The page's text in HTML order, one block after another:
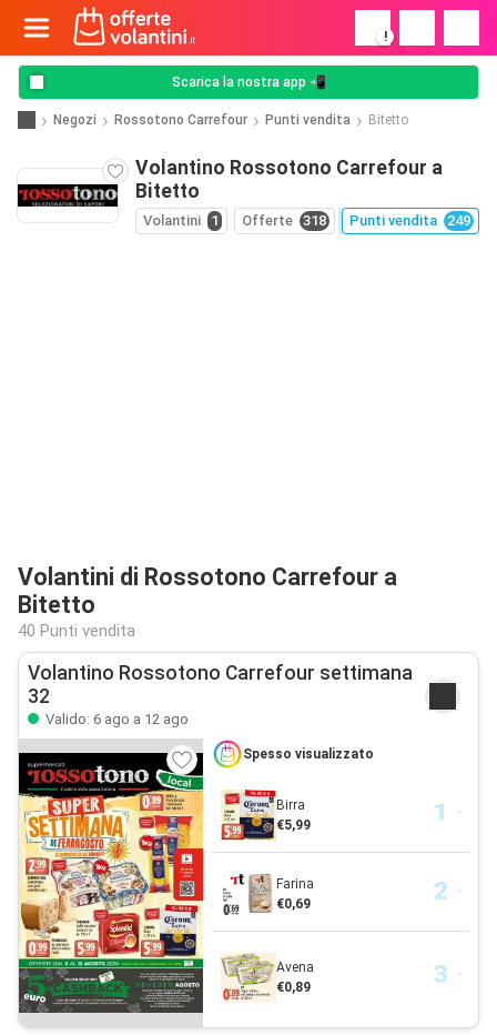
!
Scarica la nostra app 📲
Negozi Rossotono Carrefour Punti vendita Bitetto
Volantino Rossotono Carrefour a
Bitetto
Volantini 1 Offerte 318 Punti vendita 249
Volantini di Rossotono Carrefour a
Bitetto
40 Punti vendita
Volantino Rossotono Carrefour settimana
32
Valido: 6 ago a 12 ago
Spesso visualizzato
Birra
€5,99
Farina
€0,69
Avena
€0,89